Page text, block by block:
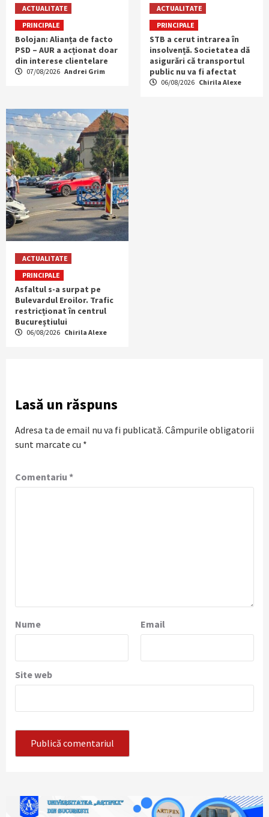
ACTUALITATE
PRINCIPALE
Bolojan: Alianța de facto
PSD – AUR a acționat doar
din interese clientelare
07/08/2026 Andrei Grim
ACTUALITATE
PRINCIPALE
STB a cerut intrarea în
insolvență. Societatea dă
asigurări că transportul
public nu va fi afectat
06/08/2026 Chirila Alexe
ACTUALITATE
PRINCIPALE
Asfaltul s-a surpat pe
Bulevardul Eroilor. Trafic
restricționat în centrul
Bucureștiului
06/08/2026 Chirila Alexe
Lasă un răspuns
Adresa ta de email nu va fi publicată. Câmpurile obligatorii
sunt marcate cu *
Comentariu *
Nume Email
Site web